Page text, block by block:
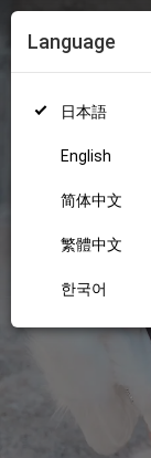
Language
日本語
English
简体中文
繁體中文
한국어